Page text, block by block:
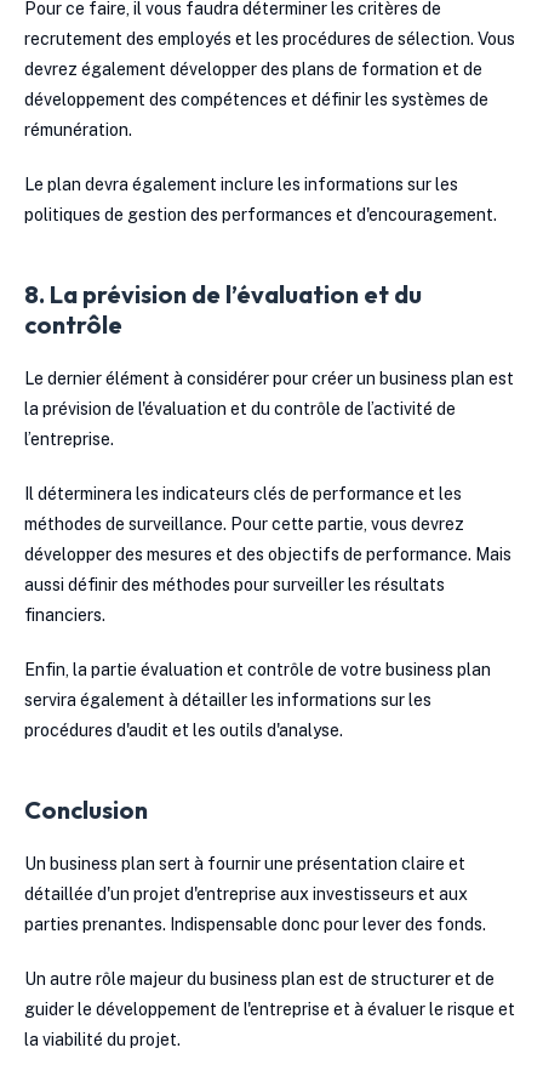
Pour ce faire, il vous faudra déterminer les critères de
recrutement des employés et les procédures de sélection. Vous
devrez également développer des plans de formation et de
développement des compétences et définir les systèmes de
rémunération.
Le plan devra également inclure les informations sur les
politiques de gestion des performances et d'encouragement.
8. La prévision de l’évaluation et du
contrôle
Le dernier élément à considérer pour créer un business plan est
la prévision de l'évaluation et du contrôle de l’activité de
l’entreprise.
Il déterminera les indicateurs clés de performance et les
méthodes de surveillance. Pour cette partie, vous devrez
développer des mesures et des objectifs de performance. Mais
aussi définir des méthodes pour surveiller les résultats
financiers.
Enfin, la partie évaluation et contrôle de votre business plan
servira également à détailler les informations sur les
procédures d'audit et les outils d'analyse.
Conclusion
Un business plan sert à fournir une présentation claire et
détaillée d'un projet d'entreprise aux investisseurs et aux
parties prenantes. Indispensable donc pour lever des fonds.
Un autre rôle majeur du business plan est de structurer et de
guider le développement de l'entreprise et à évaluer le risque et
la viabilité du projet.